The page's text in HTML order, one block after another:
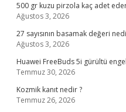
500 gr kuzu pirzola kaç adet
Ağustos 3, 2026
27 sayısının basamak değeri
Ağustos 3, 2026
Huawei FreeBuds 5i gürültü
Temmuz 30, 2026
Kozmik kanıt nedir ?
Temmuz 26, 2026